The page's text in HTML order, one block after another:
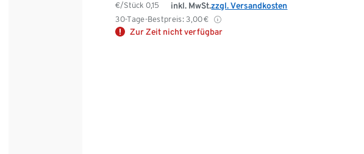
€/Stück0,15
30-Tage-Bestpreis: 3,00€
inkl. MwSt.zzgl. Versandkosten
Zur Zeit nicht verfügbar